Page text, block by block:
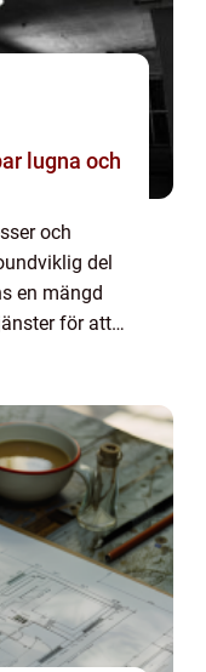
lugna och
och
del
en mängd
för att